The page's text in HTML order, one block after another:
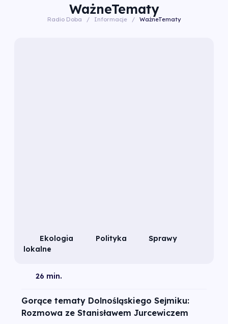
WażneTematy
Radio Doba / Informacje / WażneTematy
Ekologia Polityka
Sprawy
lokalne
26 min.
Gorące tematy Dolnośląskiego Sejmiku:
Rozmowa ze Stanisławem Jurcewiczem